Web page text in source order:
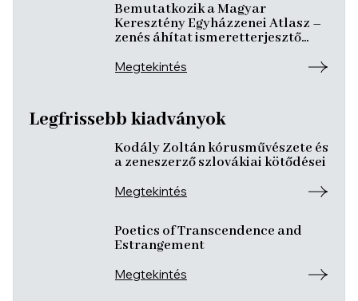
Bemutatkozik a Magyar
Keresztény Egyházzenei Atlasz –
zenés áhítat ismeretterjesztő
Megtekintés
Legfrissebb kiadványok
Kodály Zoltán kórusművészete és
a zeneszerző szlovákiai kötődései
Megtekintés
Poetics of Transcendence and
Estrangement
Megtekintés